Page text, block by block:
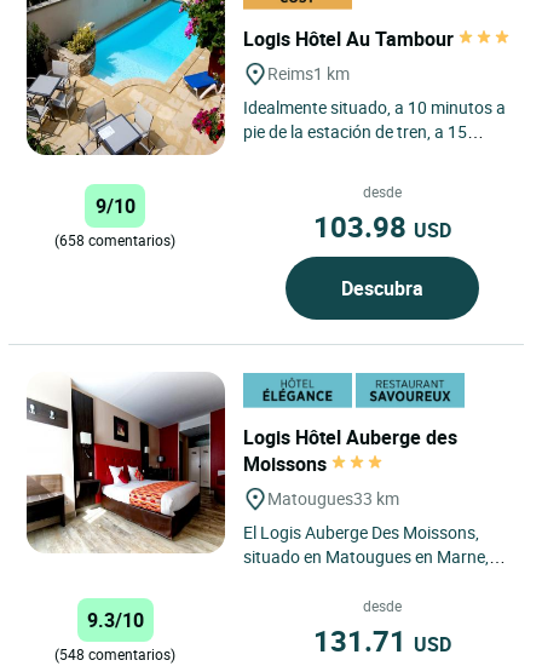
Logis Hôtel Au Tambour
Reims1 km
Idealmente situado, a 10 minutos a
pie de la estación de tren, a 15
9/10
(658 comentarios)
desde
103.98 USD
Descubra
Logis Hôtel Auberge des
Moissons
Matougues33 km
El Logis Auberge Des Moissons,
situado en Matougues en Marne,
semana. El hotel dispone de...
9.3/10
(548 comentarios)
desde
131.71 USD